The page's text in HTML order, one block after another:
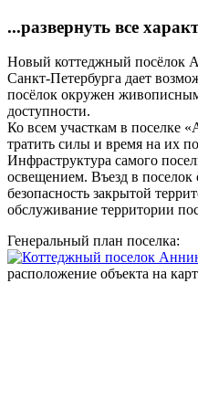
...развернуть все
Новый коттеджный посёлок
Санкт-Петербурга дает
посёлок окружен
доступности.
Ко всем участкам в поселке
тратить силы и время на их
Инфраструктура самого
освещением. Въезд в
безопасность закрытой
обслуживание территории
Генеральный план поселка:
расположение объекта на